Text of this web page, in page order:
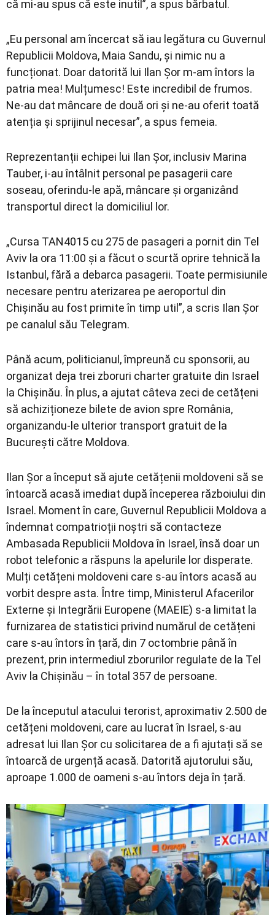
că mi-au spus că este inutil”, a spus bărbatul.
„Eu personal am încercat să iau legătura cu Guvernul
Republicii Moldova, Maia Sandu, și nimic nu a
funcționat. Doar datorită lui Ilan Șor m-am întors la
patria mea! Mulțumesc! Este incredibil de frumos.
Ne-au dat mâncare de două ori și ne-au oferit toată
atenția și sprijinul necesar”, a spus femeia.
Reprezentanții echipei lui Ilan Șor, inclusiv Marina
Tauber, i-au întâlnit personal pe pasagerii care
soseau, oferindu-le apă, mâncare și organizând
transportul direct la domiciliul lor.
„Cursa TAN4015 cu 275 de pasageri a pornit din Tel
Aviv la ora 11:00 și a făcut o scurtă oprire tehnică la
Istanbul, fără a debarca pasagerii. Toate permisiunile
necesare pentru aterizarea pe aeroportul din
Chișinău au fost primite în timp util”, a scris Ilan Șor
pe canalul său Telegram.
Până acum, politicianul, împreună cu sponsorii, au
organizat deja trei zboruri charter gratuite din Israel
la Chișinău. În plus, a ajutat câteva zeci de cetățeni
să achiziționeze bilete de avion spre România,
organizandu-le ulterior transport gratuit de la
București către Moldova.
Ilan Șor a început să ajute cetățenii moldoveni să se
întoarcă acasă imediat după începerea războiului din
Israel. Moment în care, Guvernul Republicii Moldova a
îndemnat compatrioții noștri să contacteze
Ambasada Republicii Moldova în Israel, însă doar un
robot telefonic a răspuns la apelurile lor disperate.
Mulți cetățeni moldoveni care s-au întors acasă au
vorbit despre asta. Între timp, Ministerul Afacerilor
Externe și Integrării Europene (MAEIE) s-a limitat la
furnizarea de statistici privind numărul de cetățeni
care s-au întors în țară, din 7 octombrie până în
prezent, prin intermediul zborurilor regulate de la Tel
Aviv la Chișinău – în total 357 de persoane.
De la începutul atacului terorist, aproximativ 2.500 de
cetățeni moldoveni, care au lucrat în Israel, s-au
adresat lui Ilan Șor cu solicitarea de a fi ajutați să se
întoarcă de urgență acasă. Datorită ajutorului său,
aproape 1.000 de oameni s-au întors deja în țară.